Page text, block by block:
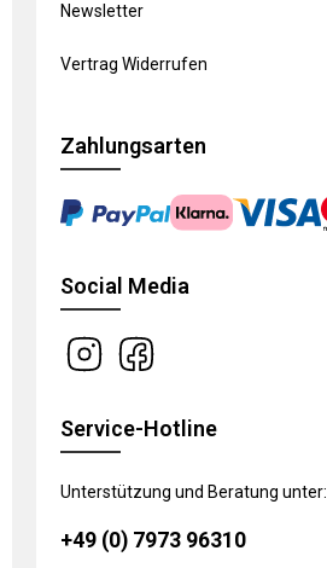
Newsletter
Vertrag Widerrufen
Zahlungsarten
Social Media
Service-Hotline
Unterstützung und Beratung unter:
+49 (0) 7973 96310